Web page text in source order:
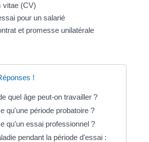
vitae (CV)
pour un salarié
et promesse unilatérale
!
quel âge peut-on travailler ?
qu'une période probatoire ?
qu'un essai professionnel ?
pendant la période d'essai :